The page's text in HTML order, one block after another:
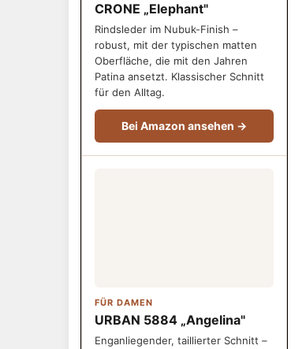
CRONE „Elephant"
Rindsleder im Nubuk-Finish –
robust, mit der typischen matten
Oberfläche, die mit den Jahren
Patina ansetzt. Klassischer Schnitt
für den Alltag.
Bei Amazon ansehen →
FÜR DAMEN
URBAN 5884 „Angelina"
Enganliegender, taillierter Schnitt –